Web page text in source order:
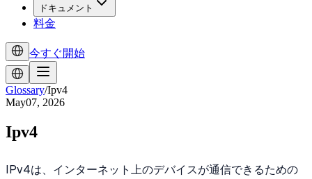
ドキュメント
料金
今すぐ開始
Glossary/Ipv4
May07, 2026
Ipv4
IPv4は、インターネット上のデバイスが通信できるための